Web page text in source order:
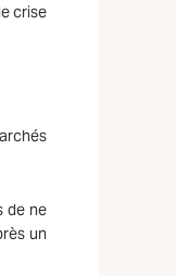
crise
de ne
un